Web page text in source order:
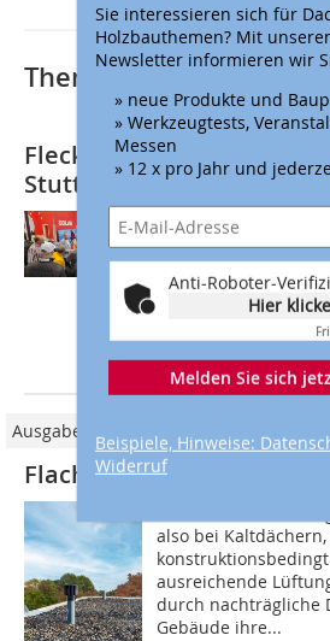
Sie interessieren sich für
Holzbauthemen? Mit
Newsletter informieren wir
» neue Produkte und
» Werkzeugtests,
Messen
» 12 x pro Jahr und
Anti-Roboter-
Hier
Melden Sie sich
Beispiele, Hinweise:
Widerruf
Thematisch passende
Fleck auf der Messe
Stuttgart
Auf dem Fleck-
Messe Dach+Holz
anhand realer
mithilfe von Live-
Zu sehen waren
Ausgabe 03/2024
Flachdach-Zwangslüfter
Bei einem
also bei
ausreichende
durch nachträgliche
Gebäude ihre...